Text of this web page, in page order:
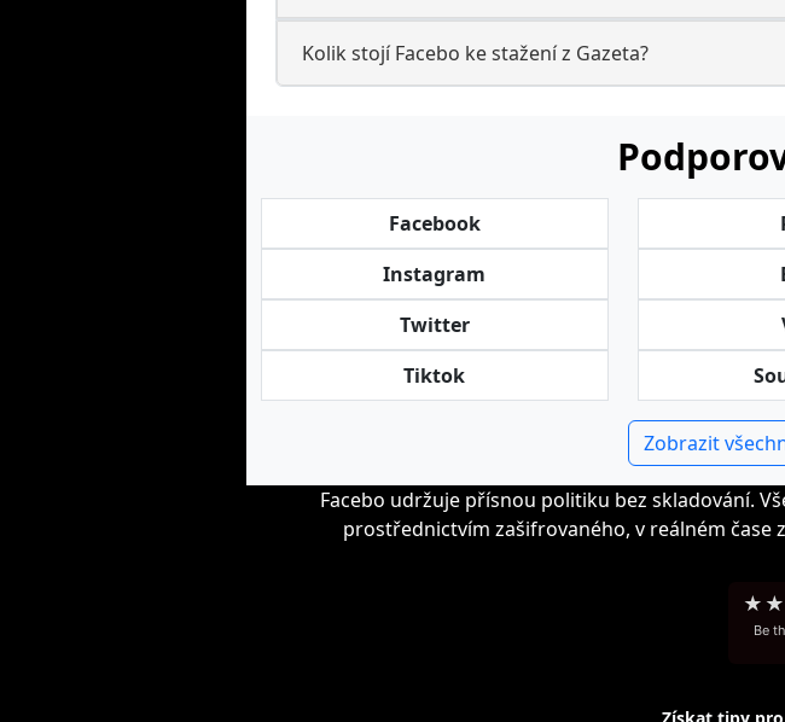
Kolik stojí Facebo ke stažení z Gazeta?
Facebook
Instagram
Twitter
Tiktok
Zobrazit
Facebo udržuje přísnou politiku bez skladování.
prostřednictvím zašifrovaného, v reálném čase
★ ★
Be